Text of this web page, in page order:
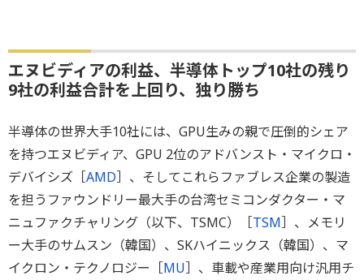
エヌビディアの利益、半導体トップ10社の残り
9社の利益合計を上回り、独り勝ち
半導体の世界大手10社には、GPU生みの親で圧倒的シェア
を持つエヌビディア、GPU 2位のアドバンスト・マイクロ・
デバイシズ［AMD］、そしてこれらファブレス企業の製造
を担うファウンドリー最大手の台湾セミコンダクター・マ
ニュファクチャリング（以下、TSMC）［TSM］、メモリ
ー大手のサムスン（韓国）、SKハイニックス（韓国）、マ
イクロン・テクノロジー［MU］、車載や産業用向け汎用チ